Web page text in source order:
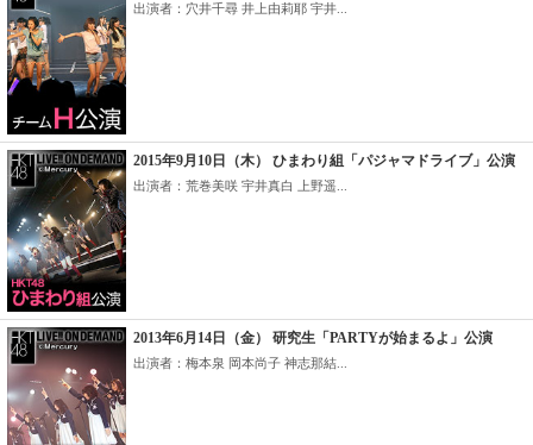
出演者：穴井千尋 井上由莉耶 宇井...
2015年9月10日（木） ひまわり組「パジャマドライブ」公演
出演者：荒巻美咲 宇井真白 上野遥...
2013年6月14日（金） 研究生「PARTYが始まるよ」公演
出演者：梅本泉 岡本尚子 神志那結...